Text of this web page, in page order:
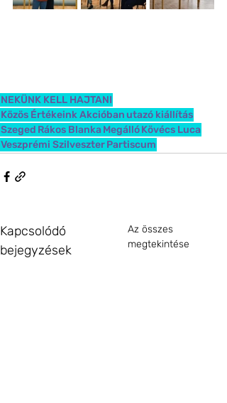
NEKÜNK KELL HAJTANI
Közös Értékeink Akcióban utazó kiállítás
Szeged Rákos Blanka MegállóKövécs Luca
Veszprémi SzilveszterPartiscum
Kapcsolódó
bejegyzések
Az összes
megtekintése